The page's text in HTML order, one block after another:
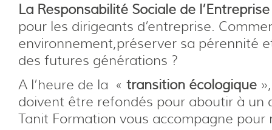
La Responsabilité Sociale de l’Entreprise
pour les dirigeants d’entreprise.
environnement,préserver sa pérennité
des futures générations ?
A l’heure de la « transition écologique
doivent être refondés pour aboutir à un
Tanit Formation vous accompagne